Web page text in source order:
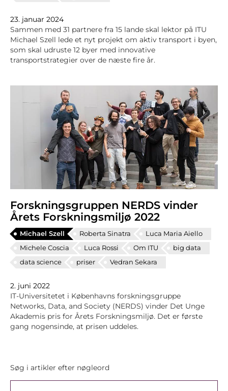
23. januar 2024
Sammen med 31 partnere fra 15 lande skal lektor på ITU
Michael Szell lede et nyt projekt om aktiv transport i byen,
som skal udruste 12 byer med innovative
transportstrategier over de næste fire år.
Forskningsgruppen NERDS vinder
Årets Forskningsmiljø 2022
Michael Szell Roberta Sinatra
Luca Maria Aiello
Michele Coscia
Luca Rossi Om ITU
big data
data science
priser Vedran Sekara
2. juni 2022
IT-Universitetet i Københavns forskningsgruppe
Networks, Data, and Society (NERDS) vinder Det Unge
Akademis pris for Årets Forskningsmiljø. Det er første
gang nogensinde, at prisen uddeles.
Søg i artikler efter nøgleord